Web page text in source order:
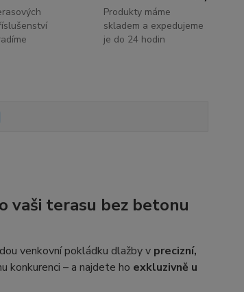
Produkty máme
skladem a expedujeme
je do 24 hodin
vaši terasu bez betonu
venkovní pokládku dlažby v precizní,
konkurenci – a najdete ho exkluzivně u